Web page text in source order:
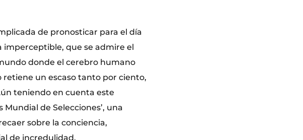
de pronosticar para el día
imperceptible, que se admire el
donde el cerebro humano
un escaso tanto por ciento,
teniendo en cuenta este
de Selecciones’, una
sobre la conciencia,
de incredulidad.